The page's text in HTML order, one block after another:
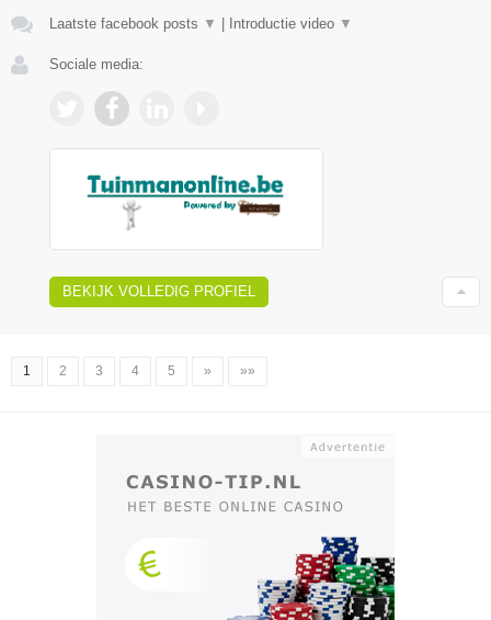
Laatste facebook posts ▼ Introductie video ▼
Sociale media:
BEKIJK VOLLEDIG PROFIEL
1 2 3 4 5 » »»